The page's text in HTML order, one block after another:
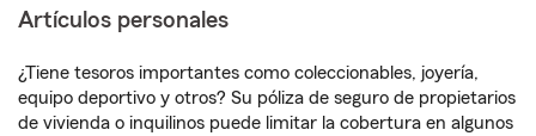
Artículos personales
¿Tiene tesoros importantes como coleccionables, joyería,
equipo deportivo y otros? Su póliza de seguro de propietarios
de vivienda o inquilinos puede limitar la cobertura en algunos